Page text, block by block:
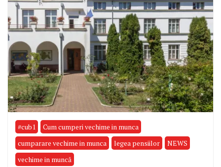
#cub1
Cum cumperi vechime in munca
cumparare vechime in munca
legea pensiilor
NEWS
vechime in muncă